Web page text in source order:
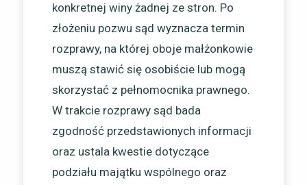
konkretnej winy żadnej ze stron. Po
złożeniu pozwu sąd wyznacza termin
rozprawy, na której oboje małżonkowie
muszą stawić się osobiście lub mogą
skorzystać z pełnomocnika prawnego.
W trakcie rozprawy sąd bada
zgodność przedstawionych informacji
oraz ustala kwestie dotyczące
podziału majątku wspólnego oraz